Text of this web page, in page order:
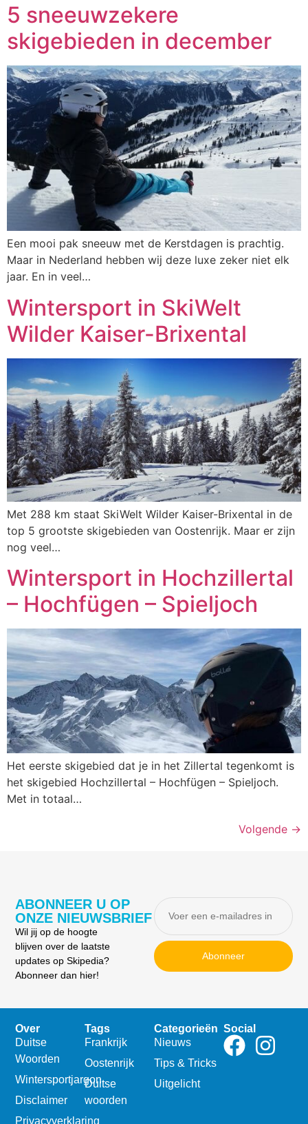
5 sneeuwzekere
skigebieden in december
Een mooi pak sneeuw met de Kerstdagen is prachtig.
Maar in Nederland hebben wij deze luxe zeker niet elk
jaar. En in veel…
Wintersport in SkiWelt
Wilder Kaiser-Brixental
Met 288 km staat SkiWelt Wilder Kaiser-Brixental in de
top 5 grootste skigebieden van Oostenrijk. Maar er zijn
nog veel…
Wintersport in Hochzillertal
– Hochfügen – Spieljoch
Het eerste skigebied dat je in het Zillertal tegenkomt is
het skigebied Hochzillertal – Hochfügen – Spieljoch.
Met in totaal…
Volgende →
ABONNEER U OP
ONZE NIEUWSBRIEF
Wil jij op de hoogte
blijven over de laatste
updates op Skipedia?
Abonneer dan hier!
Abonneer
Over
Duitse
Woorden
Wintersportjargon
Disclaimer
Privacyverklaring
Tags
Frankrijk
Oostenrijk
Duitse
woorden
Categorieën
Nieuws
Tips & Tricks
Uitgelicht
Social